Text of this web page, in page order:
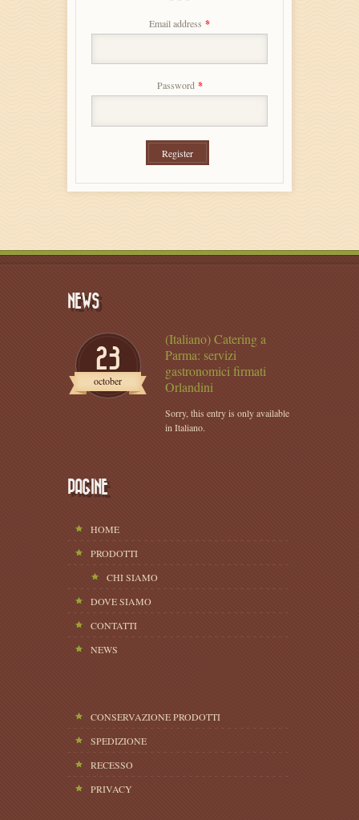
Email address *
Password *
Register
NEWS
23
october
(Italiano) Catering a
Parma: servizi
gastronomici firmati
Orlandini
Sorry, this entry is only available
in Italiano.
PAGINE
HOME
PRODOTTI
CHI SIAMO
DOVE SIAMO
CONTATTI
NEWS
CONSERVAZIONE PRODOTTI
SPEDIZIONE
RECESSO
PRIVACY